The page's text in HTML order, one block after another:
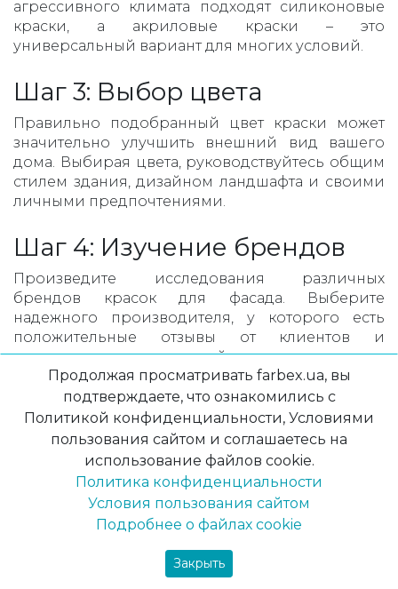
агрессивного климата подходят силиконовые
краски, а акриловые краски – это
универсальный вариант для многих условий.
Шаг 3: Выбор цвета
Правильно подобранный цвет краски может
значительно улучшить внешний вид вашего
дома. Выбирая цвета, руководствуйтесь общим
стилем здания, дизайном ландшафта и своими
личными предпочтениями.
Шаг 4: Изучение брендов
Произведите исследования различных
брендов красок для фасада. Выберите
надежного производителя, у которого есть
положительные отзывы от клиентов и
гарантирует качество своей продукции.
Шаг 5: Консультация со
специалистами
Если вы не уверены в своих выборах,
обратитесь к нашим специалистам или
консультантам по выбору красок для фасада.
Они помогут вам сделать оптимальный выбор,
бюджетные ограничения.
Продолжая просматривать farbex.ua, вы
подтверждаете, что ознакомились с
Политикой конфиденциальности, Условиями
пользования сайтом и соглашаетесь на
использование файлов cookie.
Политика конфиденциальности
Условия пользования сайтом
Подробнее о файлах cookie
Закрыть